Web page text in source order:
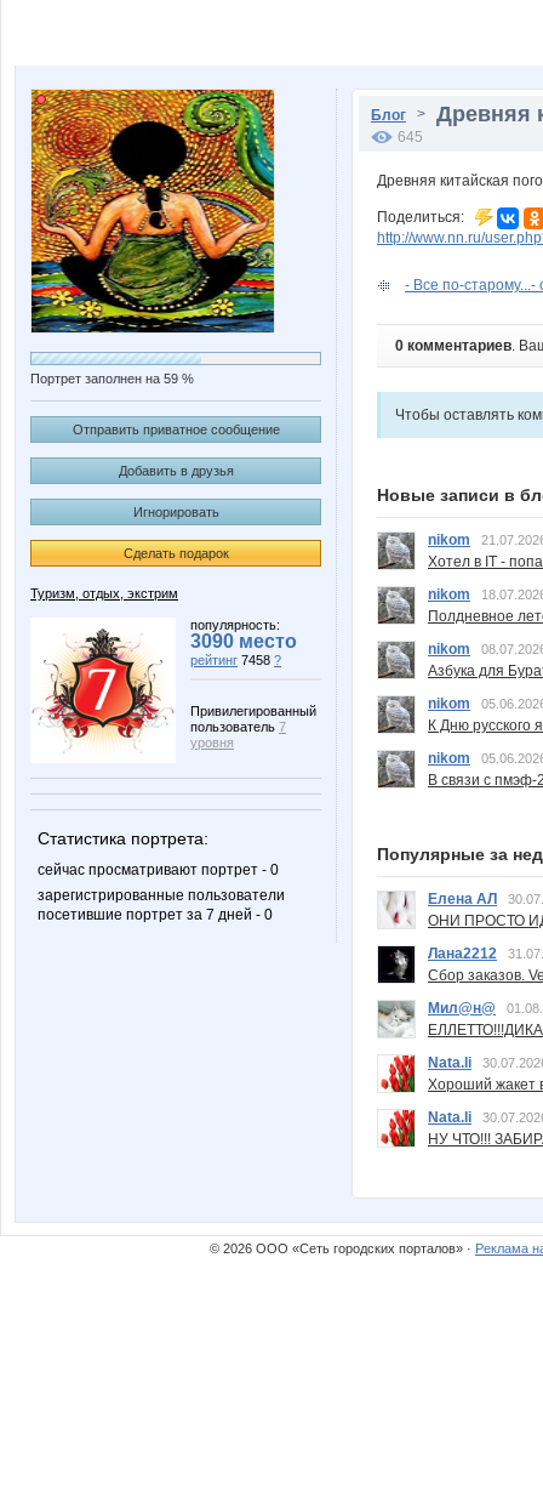
Портрет заполнен на 59 %
Отправить приватное сообщение
Добавить в друзья
Игнорировать
Сделать подарок
Туризм, отдых, экстрим
популярность:
3090 место
рейтинг 7458 ?
Привилегированный
пользователь 7
уровня
Статистика портрета:
сейчас просматривают портрет - 0
зарегистрированные пользователи
посетившие портрет за 7 дней - 0
Блог > Древняя
645
Древняя китайская
Поделиться:
http://www.nn.ru/
- Все по-старому...-
0 комментариев.
Чтобы оставлять
Новые записи в
nikom
Хотел в IT -
nikom
Полдневное
nikom
Азбука для
nikom
К Дню русского
nikom
В связи с пмэф-
Популярные за
Елена АЛ
ОНИ ПРОСТО
Лана2212
Сбор заказов.
Мил@н@
Nata.li
Хороший жакет
Nata.li
НУ ЧТО!!!
© 2026 ООО «Сеть городских порталов» · Реклама